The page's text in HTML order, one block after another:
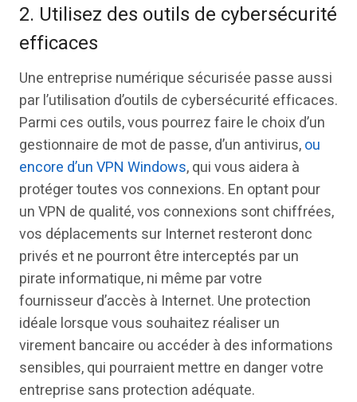
2. Utilisez des outils de cybersécurité
efficaces
Une entreprise numérique sécurisée passe aussi
par l’utilisation d’outils de cybersécurité efficaces.
Parmi ces outils, vous pourrez faire le choix d’un
gestionnaire de mot de passe, d’un antivirus,ou
encore d’un VPN Windows, qui vous aidera à
protéger toutes vos connexions. En optant pour
un VPN de qualité, vos connexions sont chiffrées,
vos déplacements sur Internet resteront donc
privés et ne pourront être interceptés par un
pirate informatique, ni même par votre
fournisseur d’accès à Internet. Une protection
idéale lorsque vous souhaitez réaliser un
virement bancaire ou accéder à des informations
sensibles, qui pourraient mettre en danger votre
entreprise sans protection adéquate.